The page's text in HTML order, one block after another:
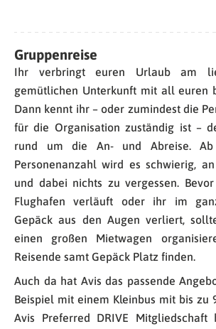
Gruppenreise
Ihr verbringt euren Urlaub am
gemütlichen Unterkunft mit all euren
Dann kennt ihr – oder zumindest die
für die Organisation zuständig ist –
rund um die An- und Abreise. Ab
Personenanzahl wird es schwierig,
und dabei nichts zu vergessen.
Flughafen verläuft oder ihr im
Gepäck aus den Augen verliert,
einen großen Mietwagen
Reisende samt Gepäck Platz finden.
Auch da hat Avis das passende
Beispiel mit einem Kleinbus mit bis zu
Avis Preferred DRIVE